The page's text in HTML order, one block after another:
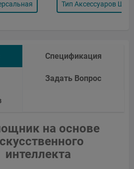
Тип Аксессуаров
Спецификация
Задать Вопрос
на основе
интеллекта